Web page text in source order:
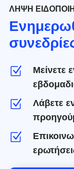
ΛΉΨΗ
Z
Μείνετε
Z
Λάβετε
Z